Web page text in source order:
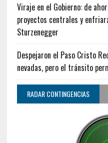
Viraje en el Gobierno: de
proyectos centrales y
Sturzenegger
Despejaron el Paso Cristo
nevadas, pero el tránsito
RADAR CONTINGENCIAS